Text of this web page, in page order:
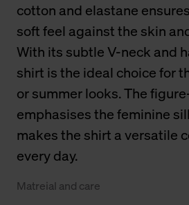
cotton and elastane
soft feel against the skin
With its subtle V-neck and
shirt is the ideal choice for
or summer looks. The
emphasises the feminine
makes the shirt a versatile
every day.
Matreial and care